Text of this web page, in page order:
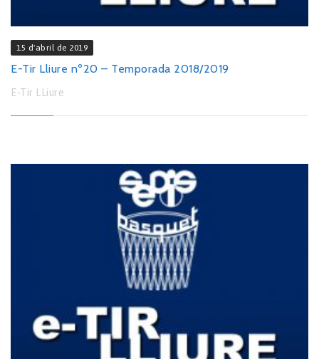
15 d'abril de 2019
E-Tir Lliure nº20 – Temporada 2018/2019
E-Tir LLiure